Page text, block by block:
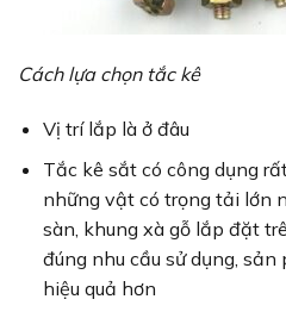
Cách lựa chọn tắc kê
Vị trí lắp là ở đâu
Tắc kê sắt có công dụng
những vật có trọng tải lớn
sàn, khung xà gỗ lắp đặt
đúng nhu cầu sử dụng,
hiệu quả hơn